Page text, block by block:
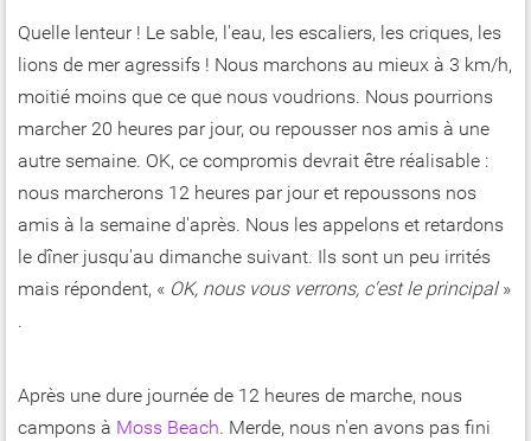
Quelle lenteur ! Le sable, l'eau, les escaliers, les criques, les
lions de mer agressifs ! Nous marchons au mieux à 3 km/h,
moitié moins que ce que nous voudrions. Nous pourrions
marcher 20 heures par jour, ou repousser nos amis à une
autre semaine. OK, ce compromis devrait être réalisable :
nous marcherons 12 heures par jour et repoussons nos
amis à la semaine d'après. Nous les appelons et retardons
le dîner jusqu'au dimanche suivant. Ils sont un peu irrités
mais répondent, « OK, nous vous verrons, c'est le principal»
.
Après une dure journée de 12 heures de marche, nous
campons à Moss Beach. Merde, nous n'en avons pas fini